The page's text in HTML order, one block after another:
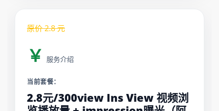
原价2.8元
￥ 服务介绍
当前套餐：
2.8元/300view Ins View 视频浏